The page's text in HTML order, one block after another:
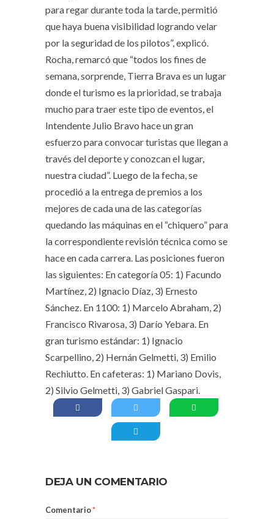
para regar durante toda la tarde, permitió
que haya buena visibilidad logrando velar
por la seguridad de los pilotos”, explicó.
Rocha, remarcó que “todos los fines de
semana, sorprende, Tierra Brava es un lugar
donde el turismo es la prioridad, se trabaja
mucho para traer este tipo de eventos, el
Intendente Julio Bravo hace un gran
esfuerzo para convocar turistas que llegan a
través del deporte y conozcan el lugar,
nuestra ciudad”. Luego de la fecha, se
procedió a la entrega de premios a los
mejores de cada una de las categorías
quedando las máquinas en el “chiquero” para
la correspondiente revisión técnica como se
hace en cada carrera. Las posiciones fueron
las siguientes: En categoría 05: 1) Facundo
Martínez, 2) Ignacio Díaz, 3) Ernesto
Sánchez. En 1100: 1) Marcelo Abraham, 2)
Francisco Rivarosa, 3) Darío Yebara. En
gran turismo estándar: 1) Ignacio
Scarpellino, 2) Hernán Gelmetti, 3) Emilio
Rechiutto. En cafeteras: 1) Mariano Dovis,
2) Silvio Gelmetti, 3) Gabriel Gaspari.
DEJA UN COMENTARIO
Comentario*